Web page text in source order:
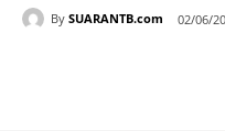
By SUARANTB.com 02/06/